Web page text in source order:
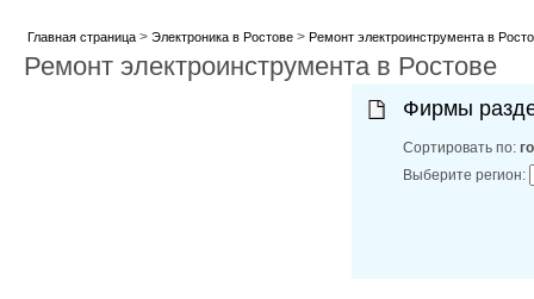
Главная страница> Электроника в Ростове> Ремонт электроинструмента в
Ремонт электроинструмента в Ростове
Фирмы
Сортировать по:
Выберите регион: